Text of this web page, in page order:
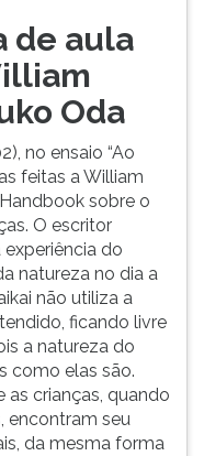
de aula
Oda
no ensaio “Ao
feitas a William
sobre o
O escritor
do
natureza no dia a
não utiliza a
ficando livre
a natureza do
como elas são.
as crianças, quando
encontram seu
da mesma forma